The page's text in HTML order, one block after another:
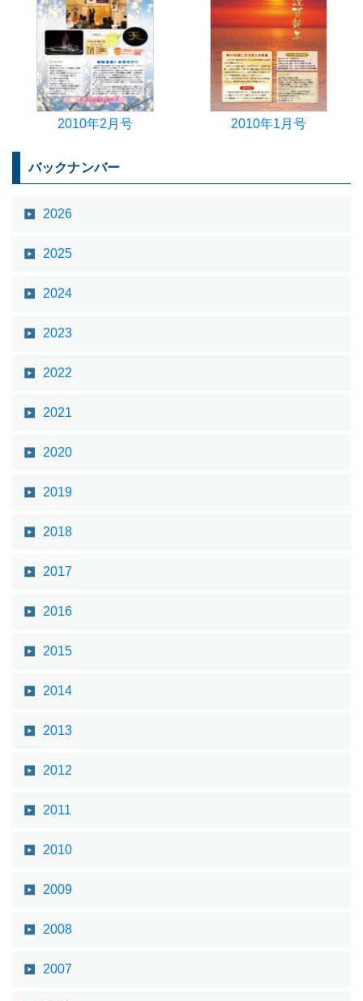
2010年2月号 2010年1月号
バックナンバー
2026
2025
2024
2023
2022
2021
2020
2019
2018
2017
2016
2015
2014
2013
2012
2011
2010
2009
2008
2007